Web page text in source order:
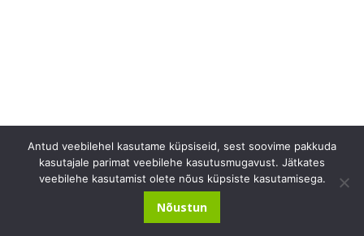
Kopli 1A-5, Otepää linn, Otepää vald, Valga mk, 67403
Antud veebilehel kasutame küpsiseid, sest soovime pakkuda
kasutajale parimat veebilehe kasutusmugavust. Jätkates
veebilehe kasutamist olete nõus küpsiste kasutamisega.
Nõustun